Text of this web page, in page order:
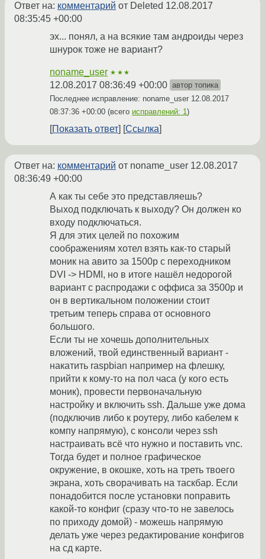
Ответ на: комментарий от Deleted 12.08.2017
08:35:45 +00:00
эх... понял, а на всякие там андроиды через
шнурок тоже не вариант?
noname_user ★★★
12.08.2017 08:36:49 +00:00 автор топика
Последнее исправление: noname_user 12.08.2017
08:37:36 +00:00 (всего исправлений: 1)
Показать ответ Ссылка
Ответ на: комментарий от noname_user 12.08.2017
08:36:49 +00:00
А как ты себе это представляешь?
Выход подключать к выходу? Он должен ко
входу подключаться.
Я для этих целей по похожим
соображениям хотел взять как-то старый
моник на авито за 1500р с переходником
DVI -> HDMI, но в итоге нашёл недорогой
вариант с распродажи с оффиса за 3500р и
он в вертикальном положении стоит
третьим теперь справа от основного
большого.
Если ты не хочешь дополнительных
вложений, твой единственный вариант -
накатить raspbian например на флешку,
прийти к кому-то на пол часа (у кого есть
моник), провести первоначальную
настройку и включить ssh. Дальше уже дома
(подключив либо к роутеру, либо кабелем к
компу напрямую), с консоли через ssh
настраивать всё что нужно и поставить vnc.
Тогда будет и полное графическое
окружение, в окошке, хоть на треть твоего
экрана, хоть сворачивать на таскбар. Если
понадобится после установки поправить
какой-то конфиг (сразу что-то не завелось
по приходу домой) - можешь напрямую
делать уже через редактирование конфигов
на сд карте.